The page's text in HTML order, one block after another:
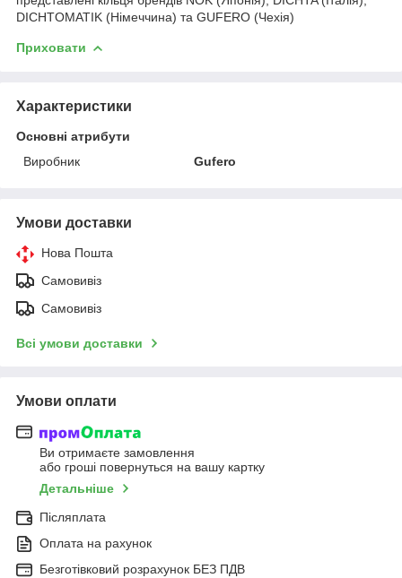
DICHTOMATIK (Німеччина) та GUFERO (Чехія)
Приховати
Характеристики
Основні атрибути
Виробник
Gufero
Умови доставки
Нова Пошта
Самовивіз
Самовивіз
Всі умови доставки
Умови оплати
Ви отримаєте замовлення
або гроші повернуться на вашу картку
Детальніше
Післяплата
Оплата на рахунок
Безготівковий розрахунок БЕЗ ПДВ